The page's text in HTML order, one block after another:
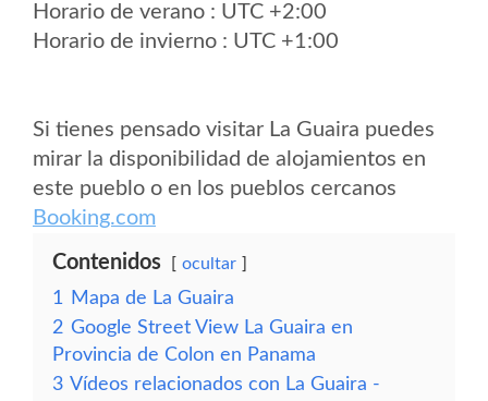
Horario de verano : UTC +2:00
Horario de invierno : UTC +1:00
Si tienes pensado visitar La Guaira puedes
mirar la disponibilidad de alojamientos en
este pueblo o en los pueblos cercanos
Booking.com
Contenidos ocultar
1
Mapa de La Guaira
2 Google Street View La Guaira en
Provincia de Colon en Panama
3 Vídeos relacionados con La Guaira -